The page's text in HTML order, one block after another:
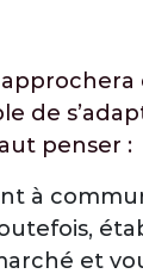
de
penser :
à
et